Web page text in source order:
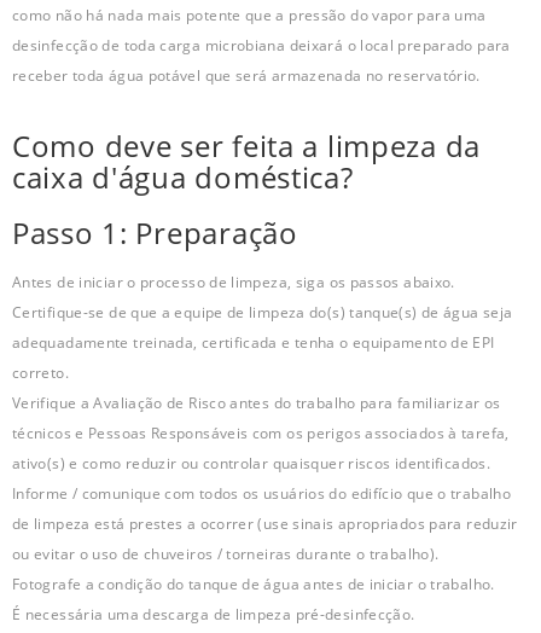
como não há nada mais potente que a pressão do vapor para uma
desinfecção de toda carga microbiana deixará o local preparado para
receber toda água potável que será armazenada no reservatório.
Como deve ser feita a limpeza da
caixa d'água doméstica?
Passo 1: Preparação
Antes de iniciar o processo de limpeza, siga os passos abaixo.
Certifique-se de que a equipe de limpeza do(s) tanque(s) de água seja
adequadamente treinada, certificada e tenha o equipamento de EPI
correto.
Verifique a Avaliação de Risco antes do trabalho para familiarizar os
técnicos e Pessoas Responsáveis com os perigos associados à tarefa,
ativo(s) e como reduzir ou controlar quaisquer riscos identificados.
Informe / comunique com todos os usuários do edifício que o trabalho
de limpeza está prestes a ocorrer (use sinais apropriados para reduzir
ou evitar o uso de chuveiros / torneiras durante o trabalho).
Fotografe a condição do tanque de água antes de iniciar o trabalho.
É necessária uma descarga de limpeza pré-desinfecção.